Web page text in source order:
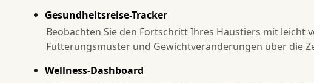
Gesundheitsreise-Tracker
Beobachten Sie den Fortschritt Ihres Haustiers mit leicht
Fütterungsmuster und Gewichtveränderungen über die
Wellness-Dashboard